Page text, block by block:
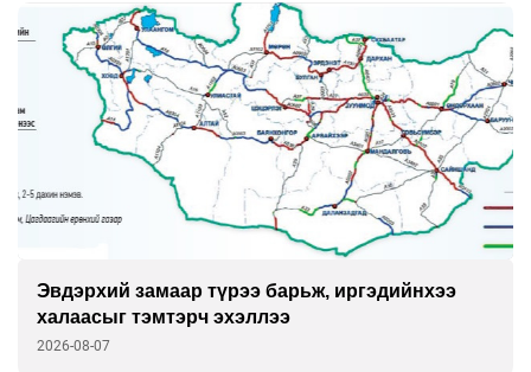
Эвдэрхий замаар түрээ барьж, иргэдийнхээ
халаасыг тэмтэрч эхэллээ
2026-08-07